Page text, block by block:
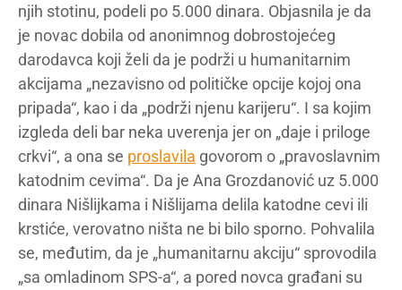
njih stotinu, podeli po 5.000 dinara. Objasnila je da
je novac dobila od anonimnog dobrostojećeg
darodavca koji želi da je podrži u humanitarnim
akcijama „nezavisno od političke opcije kojoj ona
pripada“, kao i da „podrži njenu karijeru“. I sa kojim
izgleda deli bar neka uverenja jer on „daje i priloge
crkvi“, a ona se proslavila govorom o „pravoslavnim
katodnim cevima“. Da je Ana Grozdanović uz 5.000
dinara Nišlijkama i Nišlijama delila katodne cevi ili
krstiće, verovatno ništa ne bi bilo sporno. Pohvalila
se, međutim, da je „humanitarnu akciju“ sprovodila
„sa omladinom SPS-a“, a pored novca građani su